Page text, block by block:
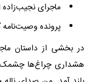
ماجرای نجیب‌زاده
پرونده
در بخشی از داستان
هشداری چراغ‌ها